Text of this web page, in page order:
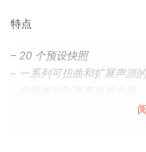
特点
– 20 个预设快照
– 一系列可扭曲和扩展声源
– 前面板控制更直接的方面
– 按钮显示滤波器的进一步调